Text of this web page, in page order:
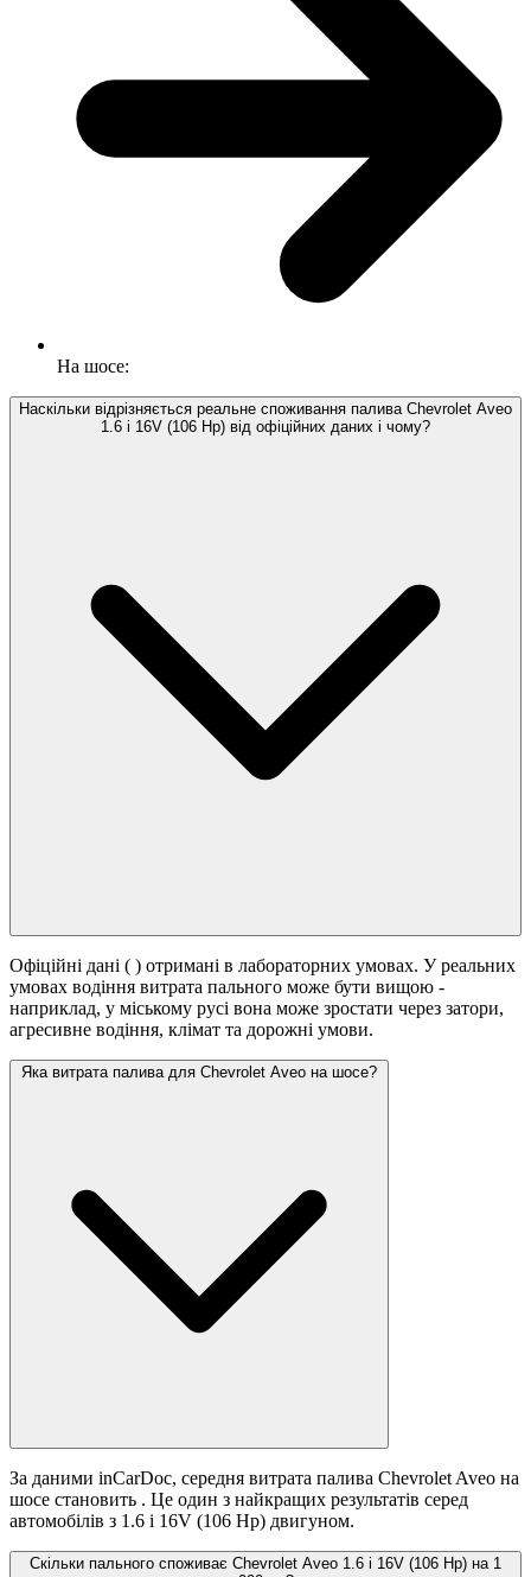
На шосе:
Наскільки відрізняється реальне споживання палива Chevrolet Aveo
1.6 i 16V (106 Hp) від офіційних даних і чому?
Офіційні дані ( ) отримані в лабораторних умовах. У реальних
умовах водіння витрата пального може бути вищою -
наприклад, у міському русі вона може зростати через затори,
агресивне водіння, клімат та дорожні умови.
Яка витрата палива для Chevrolet Aveo на шосе?
За даними inCarDoc, середня витрата палива Chevrolet Aveo на
шосе становить . Це один з найкращих результатів серед
автомобілів з 1.6 i 16V (106 Hp) двигуном.
Скільки пального споживає Chevrolet Aveo 1.6 i 16V (106 Hp) на 1